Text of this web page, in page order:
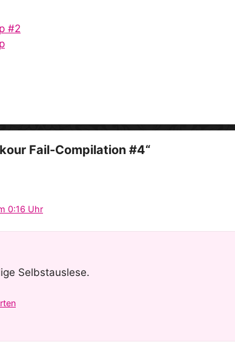
o
#2
Fail-Compilation #4“
0:16 Uhr
Selbstauslese.